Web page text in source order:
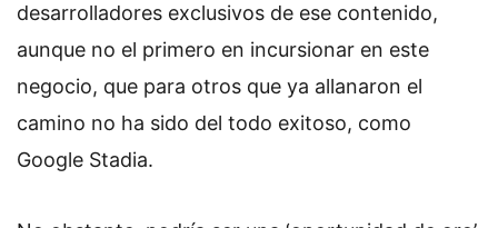
desarrolladores exclusivos de ese contenido,
aunque no el primero en incursionar en este
negocio, que para otros que ya allanaron el
camino no ha sido del todo exitoso, como
Google Stadia.